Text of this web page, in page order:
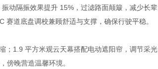
动隔振效果提升 15%，过滤路面颠簸，减少长辈
道底盘调校兼顾舒适与支撑，确保行驶平稳。
1.9 平方米观云天幕搭配电动遮阳帘，调节采光
傍晚营造温馨环境。